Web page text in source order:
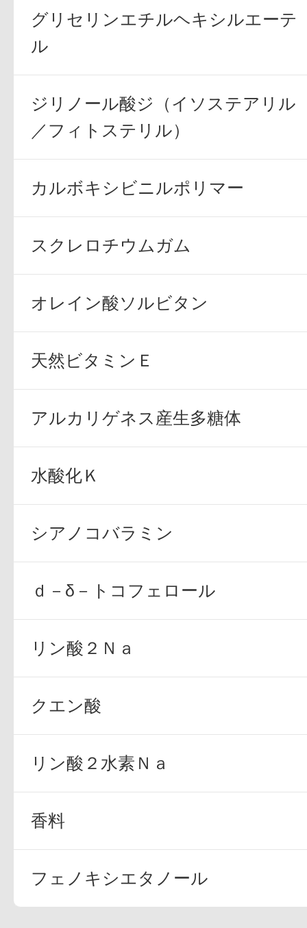
グリセリンエチルヘキシルエーテ
ル
ジリノール酸ジ（イソステアリル
／フィトステリル）
カルボキシビニルポリマー
スクレロチウムガム
オレイン酸ソルビタン
天然ビタミンＥ
アルカリゲネス産生多糖体
水酸化Ｋ
シアノコバラミン
ｄ－δ－トコフェロール
リン酸２Ｎａ
クエン酸
リン酸２水素Ｎａ
香料
フェノキシエタノール